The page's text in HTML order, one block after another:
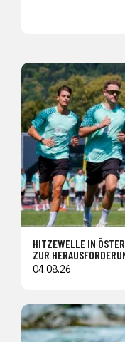
HITZEWELLE IN
ZUR
04.08.26